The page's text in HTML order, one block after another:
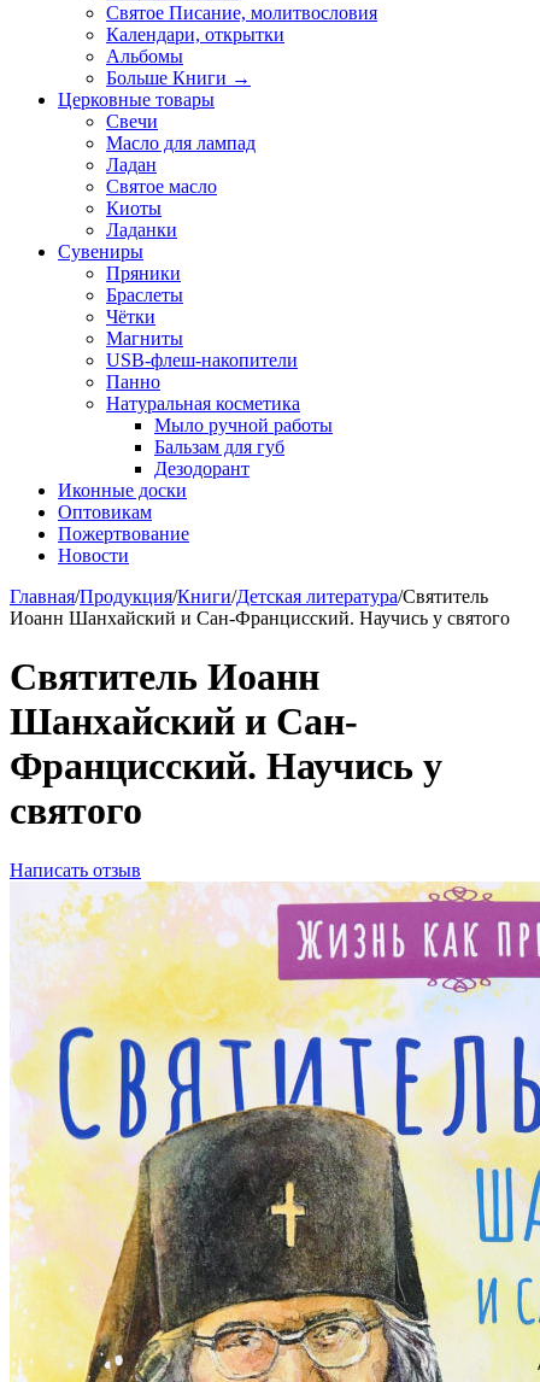
Святое Писание, молитвословия
Календари, открытки
Альбомы
Больше Книги →
Церковные товары
Свечи
Масло для лампад
Ладан
Святое масло
Киоты
Ладанки
Сувениры
Пряники
Браслеты
Чётки
Магниты
USB-флеш-накопители
Панно
Натуральная косметика
Мыло ручной работы
Бальзам для губ
Дезодорант
Иконные доски
Оптовикам
Пожертвование
Новости
Главная/Продукция/Книги/Детская литература/Святитель
Иоанн Шанхайский и Сан-Францисский. Научись у святого
Святитель Иоанн
Шанхайский и Сан-
Францисский. Научись у
святого
Написать отзыв